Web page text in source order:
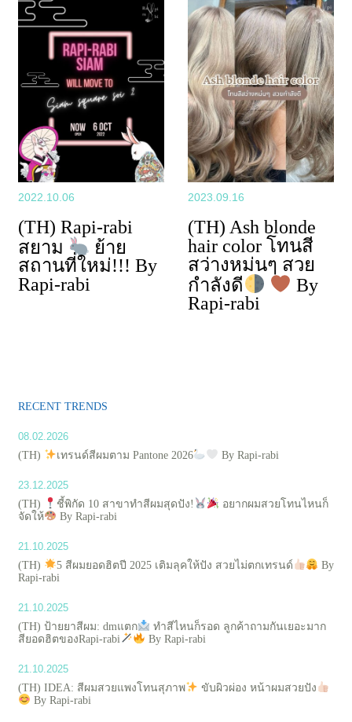
RECENT TRENDS
08.02.2026
(TH)
เทรนด์สีผมตาม Pantone 2026 By Rapi-rabi
23.12.2025
(TH)
ชี้พิกัด 10 สาขาทำสีผมสุดปัง!
อยากผมสวยโทนไหนก็
จัดให้
By Rapi-rabi
21.10.2025
(TH)
5 สีผมยอดฮิตปี 2025 เติมลุคให้ปัง สวยไม่ตกเทรนด์
By
Rapi-rabi
21.10.2025
(TH) ป้ายยาสีผม: dmแตก
ทำสีไหนก็รอด ลูกค้าถามกันเยอะมาก
สียอดฮิตของRapi-rabi
By Rapi-rabi
21.10.2025
(TH) IDEA: สีผมสวยแพงโทนสุภาพ
ขับผิวผ่อง หน้าผมสวยปัง
By Rapi-rabi
2022.10.06
(TH) Rapi-rabi
สยาม
ย้าย
สถานที่ใหม่!!! By
Rapi-rabi
2023.09.16
(TH) Ash blonde
hair color โทนสี
สว่างหม่นๆ สวย
กำลังดี
By
Rapi-rabi